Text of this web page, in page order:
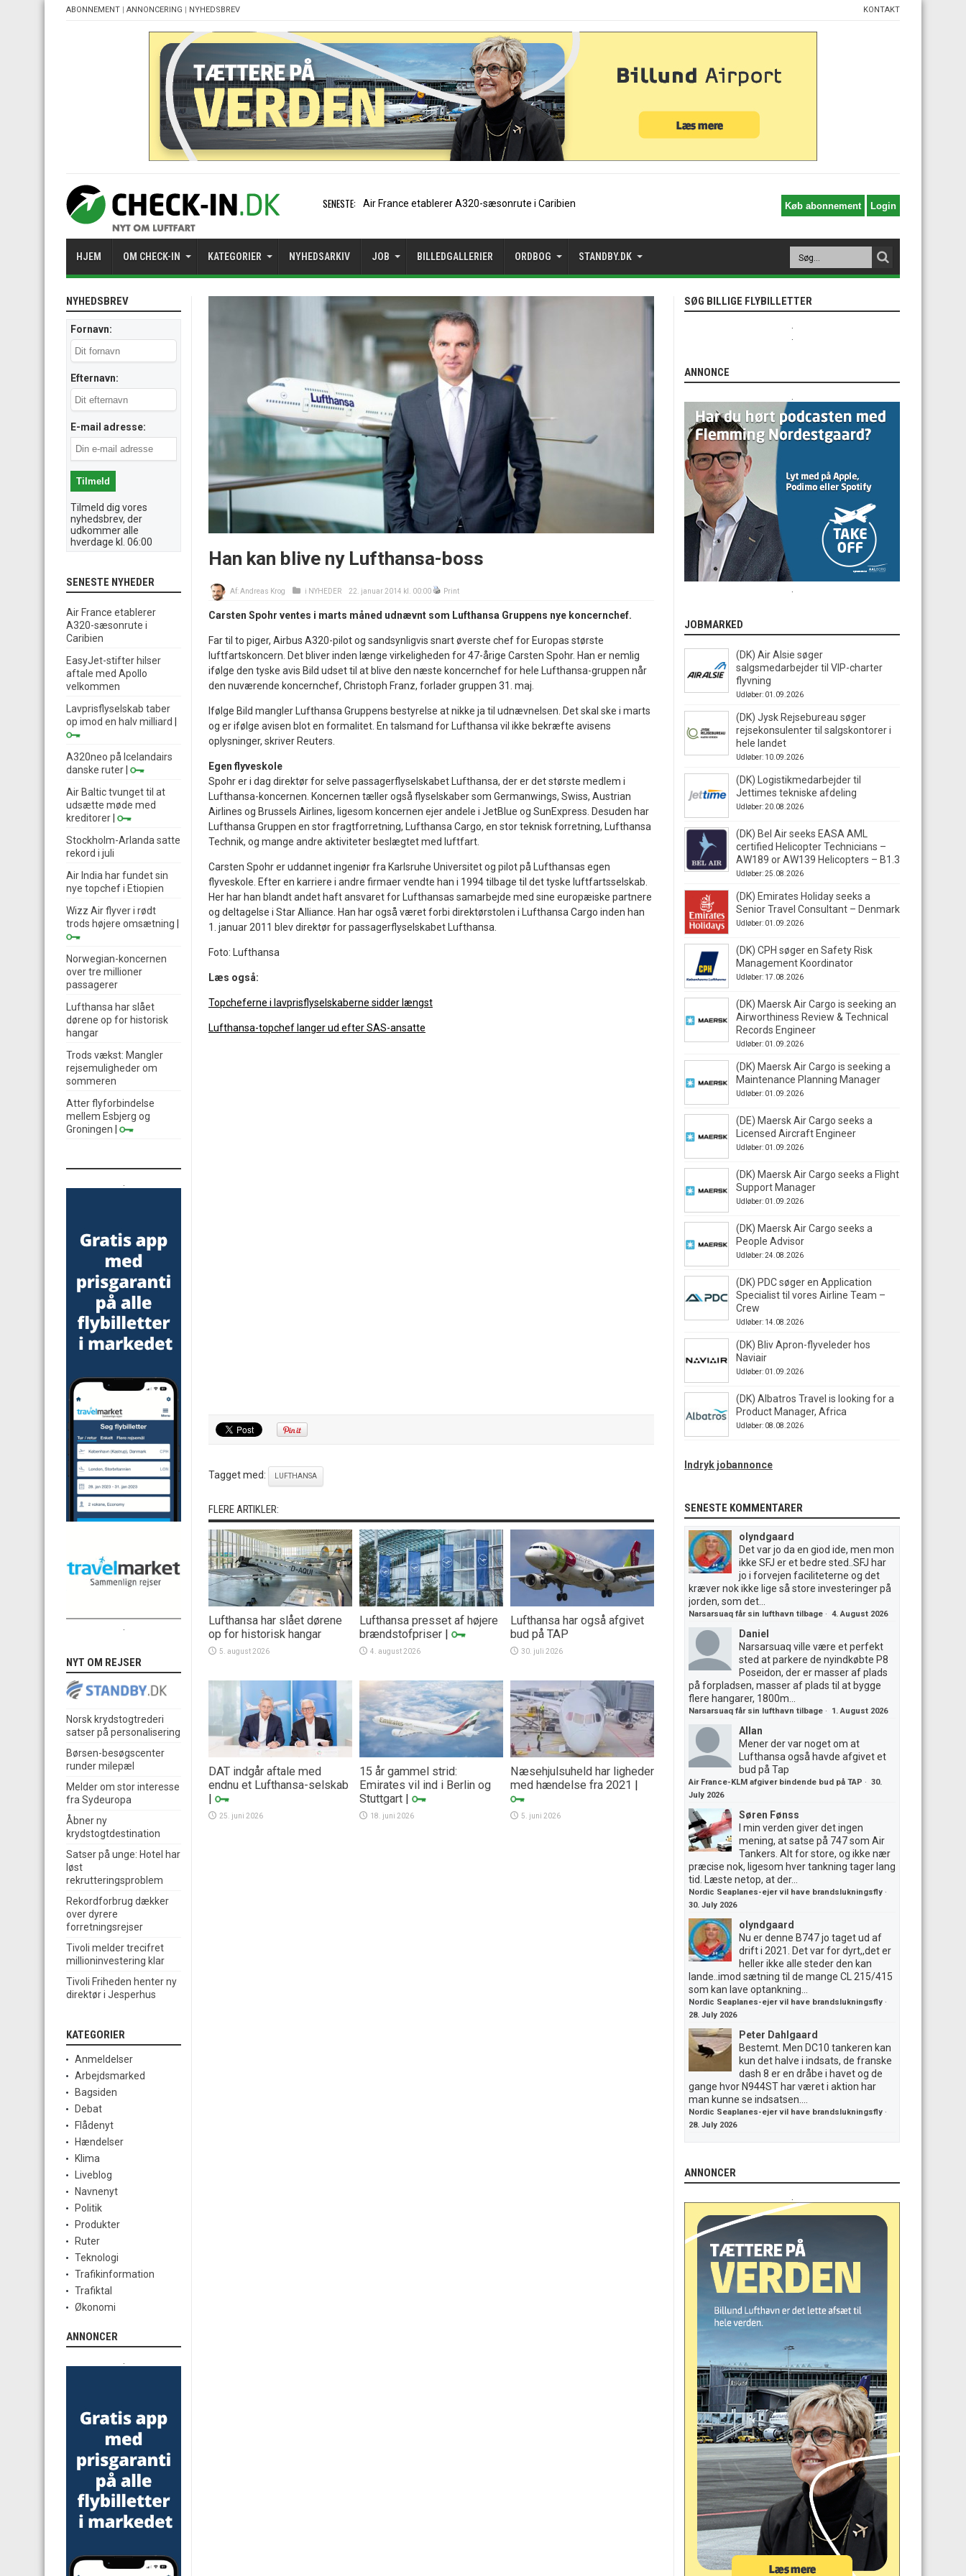
ABONNEMENT | ANNONCERING | NYHEDSBREV KONTAKT
SENESTE: EasyJet-stifter hilser afta
HJEM OM CHECK-IN KATEGORIER NYHEDSARKIV JOB BILLEDGALLERIER ORDBOG STANDBY.DK
Han kan blive ny Lufthansa-boss
Af:Andreas Krog i NYHEDER 22. januar 2014 kl. 00:00 Print
Carsten Spohr ventes i marts måned udnævnt som Lufthansa Gruppens nye koncernchef.
Far til to piger, Airbus A320-pilot og sandsynligvis snart øverste chef for Europas største
luftfartskoncern. Det bliver inden længe virkeligheden for 47-årige Carsten Spohr. Han er nemlig
ifølge den tyske avis Bild udset til at blive den næste koncernchef for hele Lufthansa-gruppen når
den nuværende koncernchef, Christoph Franz, forlader gruppen 31. maj.
Ifølge Bild mangler Lufthansa Gruppens bestyrelse at nikke ja til udnævnelsen. Det skal ske i marts
og er ifølge avisen blot en formalitet. En talsmand for Lufthansa vil ikke bekræfte avisens
oplysninger, skriver Reuters.
Egen flyveskole
Spohr er i dag direktør for selve passagerflyselskabet Lufthansa, der er det største medlem i
Lufthansa-koncernen. Koncernen tæller også flyselskaber som Germanwings, Swiss, Austrian
Airlines og Brussels Airlines, ligesom koncernen ejer andele i JetBlue og SunExpress. Desuden har
Lufthansa Gruppen en stor fragtforretning, Lufthansa Cargo, en stor teknisk forretning, Lufthansa
Technik, og mange andre aktiviteter beslægtet med luftfart.
Carsten Spohr er uddannet ingeniør fra Karlsruhe Universitet og pilot på Lufthansas egen
flyveskole. Efter en karriere i andre firmaer vendte han i 1994 tilbage til det tyske luftfartsselskab.
Her har han blandt andet haft ansvaret for Lufthansas samarbejde med sine europæiske partnere
og deltagelse i Star Alliance. Han har også været forbi direktørstolen i Lufthansa Cargo inden han
1. januar 2011 blev direktør for passagerflyselskabet Lufthansa.
Foto: Lufthansa
Læs også:
Topcheferne i lavprisflyselskaberne sidder længst
Lufthansa-topchef langer ud efter SAS-ansatte
Tagget med: LUFTHANSA
FLERE ARTIKLER:
Lufthansa har slået dørene
op for historisk hangar
5. august 2026
Lufthansa presset af højere
brændstofpriser |
4. august 2026
Lufthansa har også afgivet
bud på TAP
30. juli 2026
DAT indgår aftale med
endnu et Lufthansa-selskab
|
25. juni 2026
15 år gammel strid:
Emirates vil ind i Berlin og
Stuttgart |
18. juni 2026
Næsehjulsuheld har ligheder
med hændelse fra 2021 |
5. juni 2026
NYHEDSBREV
Fornavn:
Efternavn:
E-mail adresse:
Tilmeld dig vores
nyhedsbrev, der
udkommer alle
hverdage kl. 06:00
SENESTE NYHEDER
Air France etablerer
A320-sæsonrute i
Caribien
EasyJet-stifter hilser
aftale med Apollo
velkommen
Lavprisflyselskab taber
op imod en halv milliard
A320neo på Icelandairs
danske ruter
Air Baltic tvunget til at
udsætte møde med
kreditorer
Stockholm-Arlanda satte
rekord i juli
Air India har fundet sin
nye topchef i Etiopien
Wizz Air flyver i rødt
trods højere omsætning
Norwegian-koncernen
over tre millioner
passagerer
Lufthansa har slået
dørene op for historisk
hangar
Trods vækst: Mangler
rejsemuligheder om
sommeren
Atter flyforbindelse
mellem Esbjerg og
Groningen
NYT OM REJSER
Norsk krydstogtrederi
satser på personalisering
Børsen-besøgscenter
runder milepæl
Melder om stor interesse
fra Sydeuropa
Åbner ny
krydstogtdestination
Satser på unge: Hotel har
løst
rekrutteringsproblem
Rekordforbrug dækker
over dyrere
forretningsrejser
Tivoli melder trecifret
millioninvestering klar
Tivoli Friheden henter ny
direktør i Jesperhus
KATEGORIER
Anmeldelser
Arbejdsmarked
Bagsiden
Debat
Flådenyt
Hændelser
Klima
Liveblog
Navnenyt
Politik
Produkter
Ruter
Teknologi
Trafikinformation
Trafiktal
Økonomi
ANNONCER
SØG BILLIGE FLYBILLETTER
ANNONCE
JOBMARKED
(DK) Air Alsie søger
salgsmedarbejder til VIP-charter
flyvning
Udløber: 01.09.2026
(DK) Jysk Rejsebureau søger
rejsekonsulenter til salgskontorer i
hele landet
Udløber: 10.09.2026
(DK) Logistikmedarbejder til
Jettimes tekniske afdeling
Udløber: 20.08.2026
(DK) Bel Air seeks EASA AML
certified Helicopter Technicians –
AW189 or AW139 Helicopters – B1.3
Udløber: 25.08.2026
(DK) Emirates Holiday seeks a
Senior Travel Consultant – Denmark
Udløber: 01.09.2026
(DK) CPH søger en Safety Risk
Management Koordinator
Udløber: 17.08.2026
(DK) Maersk Air Cargo is seeking an
Airworthiness Review & Technical
Records Engineer
Udløber: 01.09.2026
(DK) Maersk Air Cargo is seeking a
Maintenance Planning Manager
Udløber: 01.09.2026
(DE) Maersk Air Cargo seeks a
Licensed Aircraft Engineer
Udløber: 01.09.2026
(DK) Maersk Air Cargo seeks a Flight
Support Manager
Udløber: 01.09.2026
(DK) Maersk Air Cargo seeks a
People Advisor
Udløber: 24.08.2026
(DK) PDC søger en Application
Specialist til vores Airline Team –
Crew
Udløber: 14.08.2026
(DK) Bliv Apron-flyveleder hos
Naviair
Udløber: 01.09.2026
(DK) Albatros Travel is looking for a
Product Manager, Africa
Udløber: 08.08.2026
Indryk jobannonce
SENESTE KOMMENTARER
olyndgaard
Det var jo da en giod ide, men mon
ikke SFJ er et bedre sted..SFJ har
jo i forvejen faciliteterne og det
kræver nok ikke lige så store investeringer på
jorden, som det...
Narsarsuaq får sin lufthavn tilbage · 4. August 2026
Daniel
Narsarsuaq ville være et perfekt
sted at parkere de nyindkøbte P8
Poseidon, der er masser af plads
på forpladsen, masser af plads til at bygge
flere hangarer, 1800m...
Narsarsuaq får sin lufthavn tilbage · 1. August 2026
Allan
Mener der var noget om at
Lufthansa også havde afgivet et
bud på Tap
Air France-KLM afgiver bindende bud på TAP · 30.
July 2026
Søren Fønss
I min verden giver det ingen
mening, at satse på 747 som Air
Tankers. Alt for store, og ikke nær
præcise nok, ligesom hver tankning tager lang
tid. Læste netop, at der...
Nordic Seaplanes-ejer vil have brandslukningsfly ·
30. July 2026
olyndgaard
Nu er denne B747 jo taget ud af
drift i 2021. Det var for dyrt,,det er
heller ikke alle steder den kan
lande..imod sætning til de mange CL 215/415
som kan lave optankning...
Nordic Seaplanes-ejer vil have brandslukningsfly ·
28. July 2026
Peter Dahlgaard
Bestemt. Men DC10 tankeren kan
kun det halve i indsats, de franske
dash 8 er en dråbe i havet og de
gange hvor N944ST har været i aktion har
man kunne se indsatsen....
Nordic Seaplanes-ejer vil have brandslukningsfly ·
28. July 2026
ANNONCER